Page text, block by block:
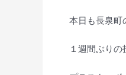
本日も長泉町
１週間ぶりの